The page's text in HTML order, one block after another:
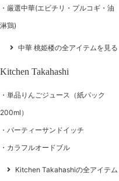
厳選中華(エビチリ・プルコギ・油
淋鶏)
中華 桃姫楼の全アイテムを見る
Kitchen Takahashi
単品りんごジュース（紙パック
200ml）
パーティーサンドイッチ
カラフルオードブル
Kitchen Takahashiの全アイテム